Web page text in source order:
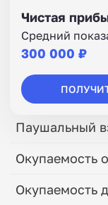
Чистая
Средний
300 000 ₽
Паушальный
Окупаемость
Окупаемость